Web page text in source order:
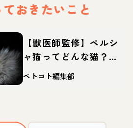
おきたいこと
【獣医師監修】ペルシ
ャ猫ってどんな猫？性
格・体重・寿命の特
徴・迎え方
ペトコト編集部